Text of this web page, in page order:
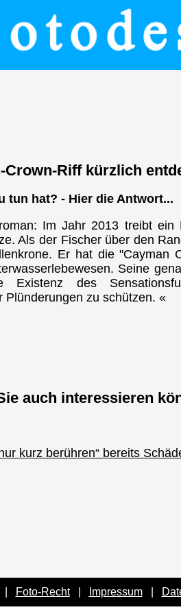
Riff kürzlich
tun hat? - Hier die Antwort...
Im Jahr 2013 treibt
Als der Fischer über den
Er hat die "Cayman
Seine
des
Plünderungen zu schützen. «
auch interessieren
kurz berühren“ bereits
Foto-Recht| Impressum|